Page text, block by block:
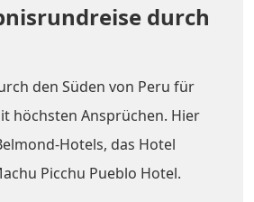
durch
den Süden von Peru für
höchsten Ansprüchen. Hier
Hotels, das Hotel
Picchu Pueblo Hotel.